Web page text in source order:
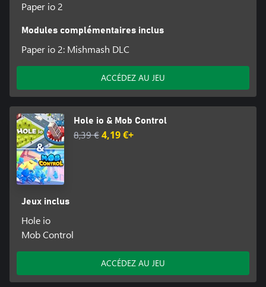
Paper io 2
Modules complémentaires inclus
Paper io 2: Mishmash DLC
ACCÉDEZ AU JEU
Hole io & Mob Control
8,39 €4,19 €+
Jeux inclus
Hole io
Mob Control
ACCÉDEZ AU JEU